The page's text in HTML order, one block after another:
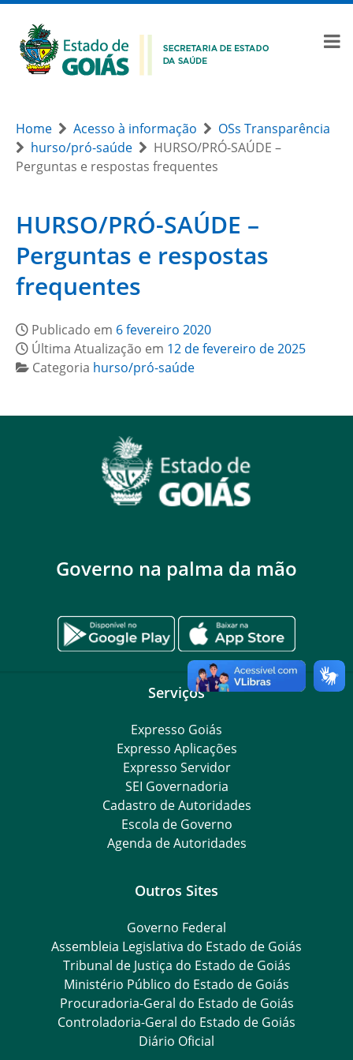
Home Acesso à informação
OSs Transparência
hurso/pró-saúde
HURSO/PRÓ-SAÚDE –
Perguntas e respostas frequentes
HURSO/PRÓ-SAÚDE –
Perguntas e respostas
frequentes
Publicado em 6 fevereiro 2020
Última Atualização em 12 de fevereiro de 2025
Categoria hurso/pró-saúde
Governo na palma da mão
Serviços
Expresso Goiás
Expresso Aplicações
Expresso Servidor
SEI Governadoria
Cadastro de Autoridades
Escola de Governo
Agenda de Autoridades
Outros Sites
Governo Federal
Assembleia Legislativa do Estado de Goiás
Tribunal de Justiça do Estado de Goiás
Ministério Público do Estado de Goiás
Procuradoria-Geral do Estado de Goiás
Controladoria-Geral do Estado de Goiás
Diário Oficial